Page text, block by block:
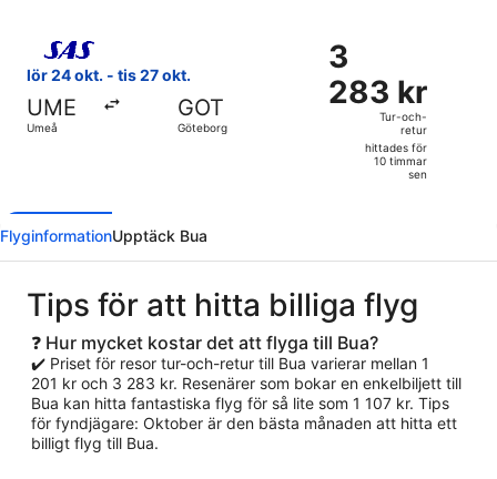
timmar
sen
lör 24 okt. - tis 27 okt.
UME
Umeå
GOT
Göteborg
3
283 kr
Tur-
retur,
hittades
3
283 kr
Tur-och-
retur
hittades för
10 timmar
sen
Välj flyg med Scandinavian Airlines, med avresa lör 24
FlyginformationUpptäck Bua
Tips för att hitta billiga flyg
❓ Hur mycket kostar det att flyga till Bua?
✔️ Priset för resor tur-och-retur till Bua varierar mellan 1
201 kr och 3 283 kr. Resenärer som bokar en enkelbiljett till
Bua kan hitta fantastiska flyg för så lite som 1 107 kr. Tips
för fyndjägare: Oktober är den bästa månaden att hitta ett
billigt flyg till Bua.